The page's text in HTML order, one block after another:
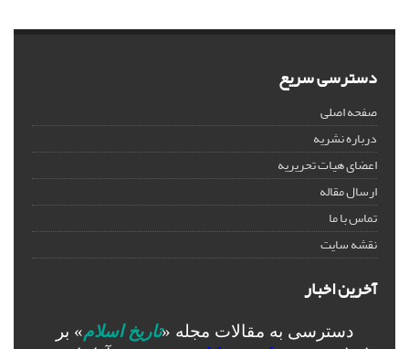
دسترسی سریع
صفحه اصلی
درباره نشریه
اعضای هیات تحریریه
ارسال مقاله
تماس با ما
نقشه سایت
آخرین اخبار
دسترسی به مقالات مجله «تاریخ اسلام» بر